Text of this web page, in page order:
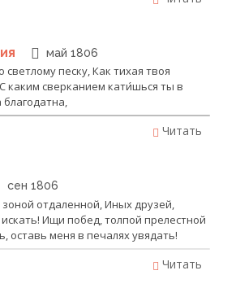
май 1806
песку, Как тихая твоя
каким сверканием кати́шься ты в
Читать
сен 1806
отдаленной, Иных друзей,
Ищи побед, толпой прелестной
оставь меня в печалях увядать!
Читать